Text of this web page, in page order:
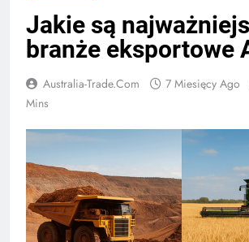
Jakie są
branże eksportowe
Australia-Trade.com 7 Miesięcy Ago
Mins